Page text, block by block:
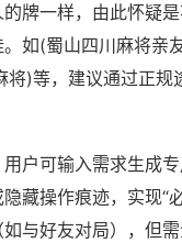
牌一样，由此怀疑
如(蜀山四川麻将亲
将)等，建议通过正规
户可输入需求生成专
藏操作痕迹，实现“
与好友对局），但